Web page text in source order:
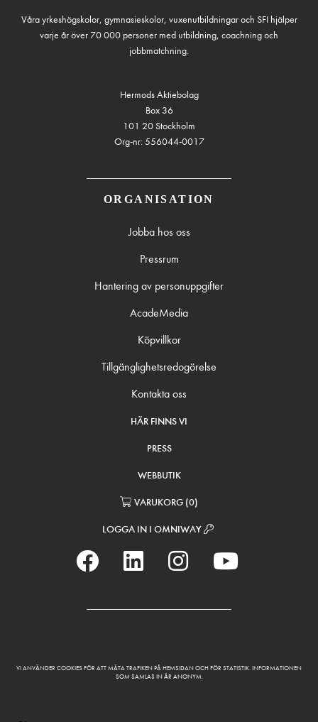
Våra yrkeshögskolor, gymnasieskolor, vuxenutbildningar och SFI hjälper
varje år över 70 000 personer med utbildning, coachning och
jobbmatchning.
Hermods Aktiebolag
Box 36
101 20 Stockholm
Org-nr: 556044-0017
ORGANISATION
Jobba hos oss
Pressrum
Hantering av personuppgifter
AcadeMedia
Köpvillkor
Tillgänglighetsredogörelse
Kontakta oss
HÄR FINNS VI
PRESS
WEBBUTIK
VARUKORG (0)
LOGGA IN I OMNIWAY
VI ANVÄNDER COOKIES FÖR ATT MÄTA TRAFIKEN PÅ HEMSIDAN OCH FÖR STATISTIK. INFORMATIONEN
SOM SAMLAS IN ÄR ANONYM.